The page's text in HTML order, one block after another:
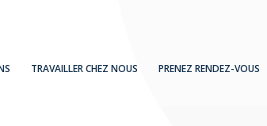
TRAVAILLER CHEZ NOUS PRENEZ RENDEZ-VOUS